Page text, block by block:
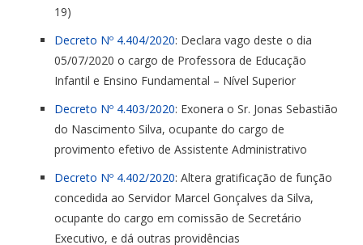
19)
Decreto Nº 4.404/2020: Declara vago deste o dia
05/07/2020 o cargo de Professora de Educação
Infantil e Ensino Fundamental – Nível Superior
Decreto Nº 4.403/2020: Exonera o Sr. Jonas Sebastião
do Nascimento Silva, ocupante do cargo de
provimento efetivo de Assistente Administrativo
Decreto Nº 4.402/2020: Altera gratificação de função
concedida ao Servidor Marcel Gonçalves da Silva,
ocupante do cargo em comissão de Secretário
Executivo, e dá outras providências